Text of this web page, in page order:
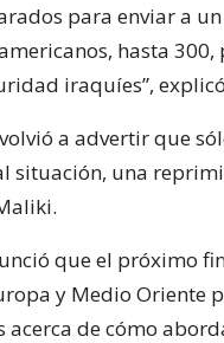
para enviar a
hasta
iraquíes”,
a advertir que
situación, una
que el próximo
y Medio
acerca de cómo